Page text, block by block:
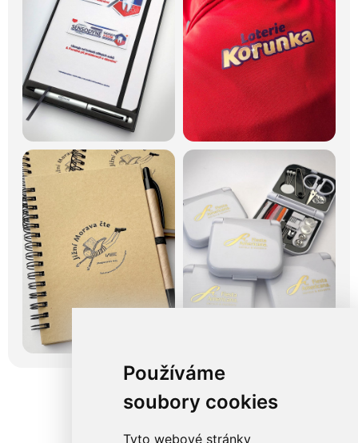
Používáme
soubory cookies
Tyto webové stránky